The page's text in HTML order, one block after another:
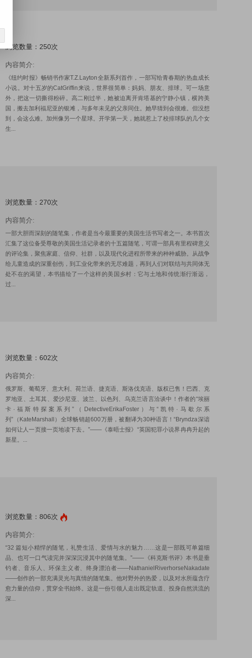
浏览数量：250次
内容简介:
《纽约时报》畅销书作家T.Z.Layton全新系列首作，一部写给青春期的热血成长
小说。对十五岁的CatGriffin来说，世界很简单：妈妈、朋友、排球。可一场意
外，把这一切撕得粉碎。高二刚过半，她被迫离开肯塔基的宁静小镇，横跨美
国，搬去加利福尼亚的银滩，与多年未见的父亲同住。她早猜到会很难。但没想
到，会这么难。加州像另一个星球。开学第一天，她就惹上了校排球队的几个女
生...
浏览数量：270次
内容简介:
一部大胆而深刻的随笔集，作者是当今最重要的美国生活书写者之一。本书首次
汇集了这位备受尊敬的美国生活记录者的十五篇随笔，可谓一部具有里程碑意义
的评论集，聚焦家庭、信仰、社群，以及现代化进程所带来的种种威胁。从战争
给儿童造成的深重创伤，到工业化带来的无尽难题，再到人们对联结与共同体无
处不在的渴望，本书描绘了一个这样的美国乡村：它与土地和传统渐行渐远，
过...
浏览数量：602次
内容简介:
俄罗斯、葡萄牙、意大利、荷兰语、捷克语、斯洛伐克语、版权已售！巴西、克
罗地亚、土耳其、爱沙尼亚、波兰、以色列、乌克兰语言洽谈中！作者的“埃丽
卡·福斯特探案系列”（DetectiveErikaFoster）与“凯特·马歇尔系
列”（KateMarshall）全球畅销超600万册，被翻译为30种语言！“Bryndza深谙
如何让人一页接一页地读下去。”——《泰晤士报》“英国犯罪小说界冉冉升起的
新星。...
浏览数量：806次
内容简介:
“32 篇短小精悍的随笔，礼赞生活、爱情与水的魅力……这是一部既可单篇细
品、也可一口气读完并深深沉浸其中的随笔集。”——《科克斯书评》本书是垂
钓者、音乐人、环保主义者、终身漂泊者——NathanielRiverhorseNakadate
——创作的一部充满灵光与真情的随笔集。他对野外的热爱，以及对水所蕴含疗
愈力量的信仰，贯穿全书始终。这是一份引领人走出既定轨道、投身自然洪流的
深...